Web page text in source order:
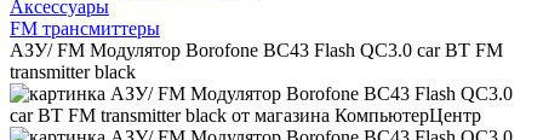
Аксессуары
FM трансмиттеры
АЗУ/ FM Модулятор Borofone BC43 Flash QC3.0 car BT FM
transmitter black